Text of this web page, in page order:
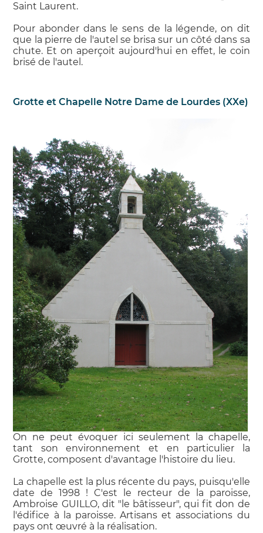
Saint Laurent.
Pour abonder dans le sens de la légende, on dit
que la pierre de l'autel se brisa sur un côté dans sa
chute. Et on aperçoit aujourd'hui en effet, le coin
brisé de l'autel.
Grotte et Chapelle Notre Dame de Lourdes (XXe)
On ne peut évoquer ici seulement la chapelle,
tant son environnement et en particulier la
Grotte, composent d'avantage l'histoire du lieu.
La chapelle est la plus récente du pays, puisqu'elle
date de 1998 ! C'est le recteur de la paroisse,
Ambroise GUILLO, dit "le bâtisseur", qui fit don de
l'édifice à la paroisse. Artisans et associations du
pays ont œuvré à la réalisation.